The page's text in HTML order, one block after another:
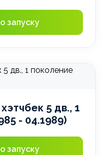
запуску
5 дв., 1
- 04.1989)
запуску